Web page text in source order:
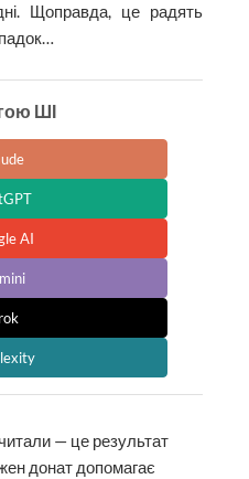
Щоправда, це радять
ШІ
AI
— це результат
донат допомагає